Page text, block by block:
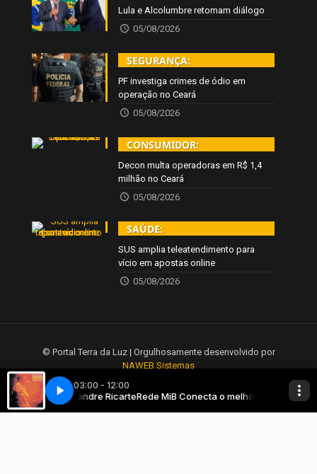
Lula e Alcolumbre retomam diálogo
05/08/2026
SEGURANÇA:
PF investiga crimes de ódio em
operação no Ceará
05/08/2026
CONSUMIDOR:
Decon multa operadoras em R$ 1,4
milhão no Ceará
05/08/2026
SAÚDE:
SUS amplia teleatendimento para
vício em apostas online
05/08/2026
© Portal Terra da Luz | Orgulhosamente desenvolvido por
NAWEB Sistemas